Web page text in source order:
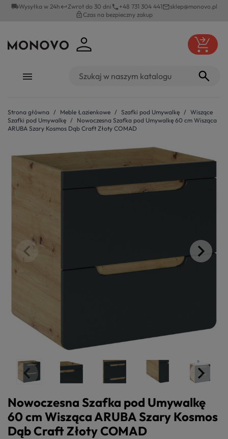
local_shippingWysyłka w 24hkeyboard_returnZwrot do 30 dni phone +48 731 304 441mail_outlinesklep@monovo.pl
lock_outlineCzas na bezpieczny zakup
Strona główna Meble Łazienkowe Szafki pod Umywalkę
Wiszące
Szafki pod Umywalkę
Nowoczesna Szafka pod Umywalkę 60 cm Wisząca
ARUBA Szary Kosmos Dąb Craft Złoty COMAD
Nowoczesna Szafka pod Umywalkę
60 cm Wisząca ARUBA Szary Kosmos
Dąb Craft Złoty COMAD